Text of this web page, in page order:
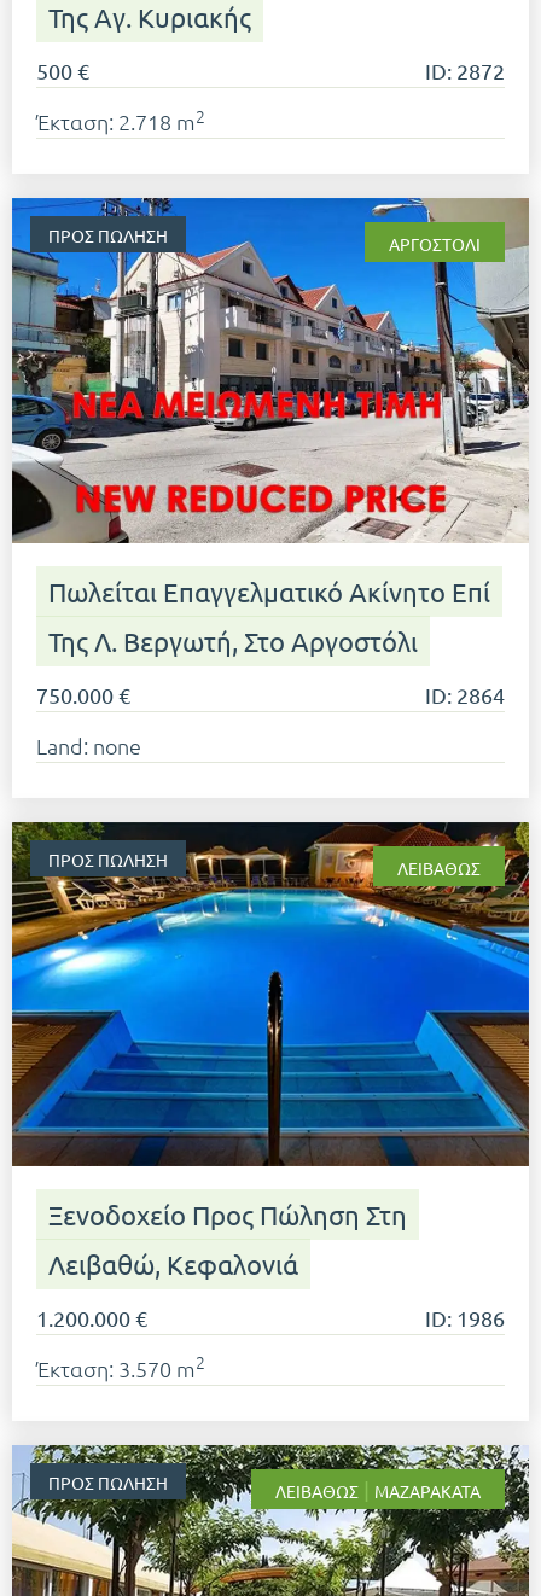
Της Αγ. Κυριακής
500 € ID: 2872
Έκταση: 2.718 m2
ΠΡΟΣ ΠΏΛΗΣΗ ΑΡΓΟΣΤΌΛΙ
Πωλείται Επαγγελματικό Ακίνητο Επί
Της Λ. Βεργωτή, Στο Αργοστόλι
750.000 € ID: 2864
Land: none
ΠΡΟΣ ΠΏΛΗΣΗ ΛΕΙΒΑΘΏΣ
Ξενοδοχείο Προς Πώληση Στη
Λειβαθώ, Κεφαλονιά
1.200.000 € ID: 1986
Έκταση: 3.570 m2
ΠΡΟΣ ΠΏΛΗΣΗ ΛΕΙΒΑΘΏΣ | ΜΑΖΑΡΑΚΆΤΑ